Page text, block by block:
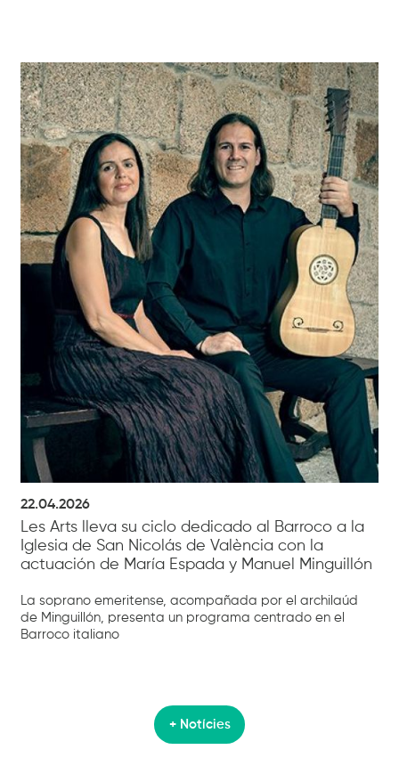
22.04.2026
Les Arts lleva su ciclo dedicado al Barroco a la
Iglesia de San Nicolás de València con la
actuación de María Espada y Manuel Minguillón
La soprano emeritense, acompañada por el archilaúd
de Minguillón, presenta un programa centrado en el
Barroco italiano
+ Notícies